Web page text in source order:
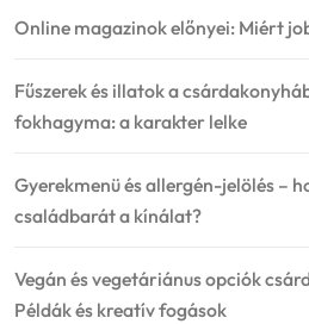
Online magazinok előnyei: Miért
Fűszerek és illatok a
fokhagyma: a karakter lelke
Gyerekmenü és allergén-jelölés –
családbarát a kínálat?
Vegán és vegetáriánus opciók
Példák és kreatív fogások